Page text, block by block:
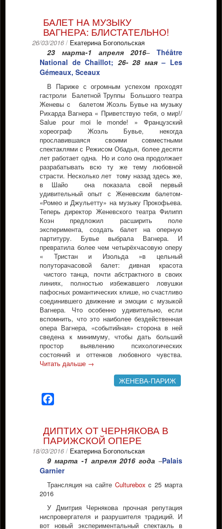
БАЛЕТ НА МУЗЫКУ
ВАГНЕРА: БЛИСТАТЕЛЬНО!
26/03/2016 / Екатерина Богопольская
23 марта-1 апреля 2016– Théâtre
National de Chaillot; 26- 28 мая– Les
Gémeaux, Sceaux
В Париже с огромным успехом проходят
гастроли Балетной Труппы Большого театра
Женевы c балетом Жоэль Бувье на музыку
Рихарда Вагнера « Приветствую тебя, о мир!/
Salue pour moi le monde! » Французский
хореограф Жоэль Бувье, некогда
прославившаяся своими совместными
спектаклями с Режисом Обадья, более десяти
лет работает одна. Но и соло она продолжает
разрабатывать всю ту же тему любовной
страсти. Несколько лет тому назад здесь же,
в Шайо она показала свой первый
удивительный опыт с Женевским балетом-
«Ромео и Джульетту» на музыку Прокофьева.
Теперь директор Женевского театра Филипп
Коэн предложил расширить поле
эксперимента, создать балет на оперную
партитуру. Бувье выбрала Вагнера. И
превратила более чем четырёхчасовую оперу
« Тристан и Изольда »в цельный
полуторачасовой балет: дивная красота
чистого танца, почти абстрактного в своих
линиях, полностью избежавшего ловушки
пафосных романтических клише, но счастливо
соединившего движение и эмоции с музыкой
Вагнера. Что особенно удивительно, если
вспомнить, что это наиболее бездейственная
опера Вагнера, «событийная» сторона в ней
сведена к минимуму, чтобы дать больший
простор выявлению психологических
состояний и оттенков любовного чувства.
Читать дальше →
ЖЕНЕВА-ПАРИЖ
ДИПТИХ ОТ ЧЕРНЯКОВА В
ПАРИЖСКОЙ ОПЕРЕ
18/03/2016 / Екатерина Богопольская
9 марта -1 апреля 2016 года –Palais
Garnier
Трансляция на сайте Cultureboxc 25 марта
2016
У Дмитрия Чернякова прочная репутация
ниспровергателя и разрушителя традиций. И
вот новый экспериментальный спектакль в